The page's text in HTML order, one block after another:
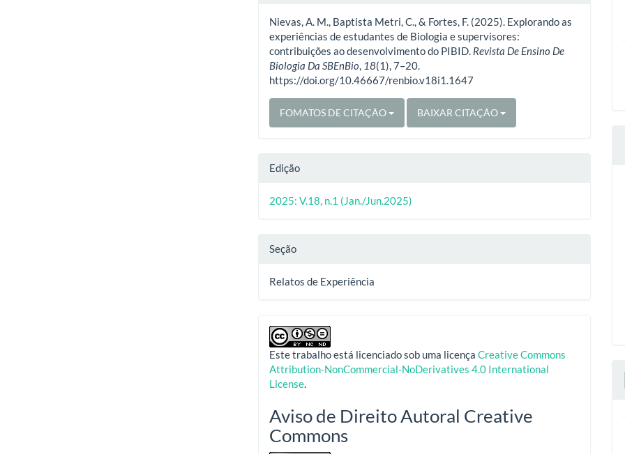
artigo
Nievas, A. M., Baptista Metri, C., & Fortes, F. (2025). Explorando as
experiências de estudantes de Biologia e supervisores:
contribuições ao desenvolvimento do PIBID. Revista De Ensino De
Biologia Da SBEnBio, 18(1), 7–20.
https://doi.org/10.46667/renbio.v18i1.1647
FOMATOS DE CITAÇÃO BAIXAR CITAÇÃO
Edição
2025: V.18, n.1 (Jan./Jun.2025)
Seção
Relatos de Experiência
Este trabalho está licenciado sob uma licençaCreative Commons
Attribution-NonCommercial-NoDerivatives 4.0 International
License.
Aviso de Direito Autoral Creative
Commons